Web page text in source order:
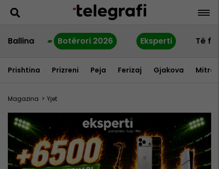
Ballina Botërori 2026 Eksperti Të
Prishtina Prizreni Peja Ferizaj Gjakova
Magazina > Yjet